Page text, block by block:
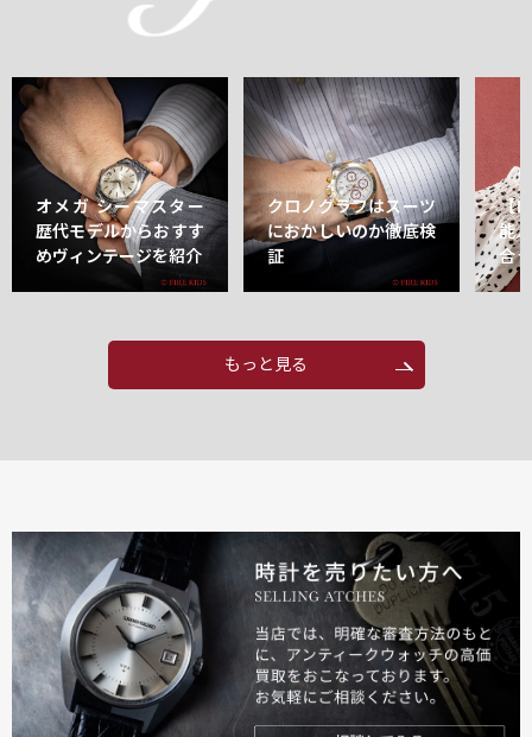
オメガ シーマスター
歴代モデルからおすす
めヴィンテージを紹介
クロノグラフはスーツ
におかしいのか徹底検
証
【
能
合
もっと見る